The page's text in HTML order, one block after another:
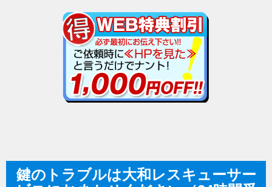
鍵のトラブルは大和レスキューサー